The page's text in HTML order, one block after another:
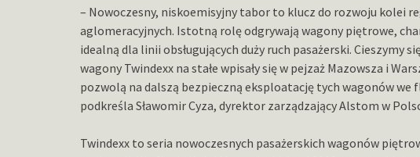
– Nowoczesny, niskoemisyjny tabor to klucz do rozwoju kolei
aglomeracyjnych. Istotną rolę odgrywają wagony piętrowe,
idealną dla linii obsługujących duży ruch pasażerski. Cieszymy
wagony Twindexx na stałe wpisały się w pejzaż Mazowsza i
pozwolą na dalszą bezpieczną eksploatację tych wagonów
podkreśla Sławomir Cyza, dyrektor zarządzający Alstom w
Twindexx to seria nowoczesnych pasażerskich wagonów